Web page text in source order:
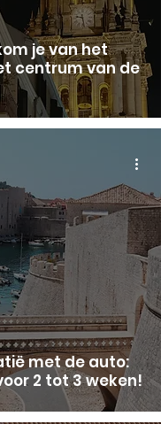
je van het
centrum van de
met de auto:
2 tot 3 weken!